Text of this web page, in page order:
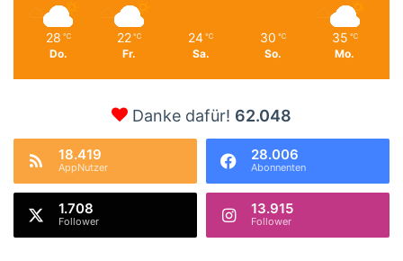
28 ℃
Do.
22 ℃
Fr.
24 ℃
Sa.
30 ℃
So.
35 ℃
Mo.
Danke dafür! 62.048
18.419
AppNutzer
28.006
Abonnenten
1.708
Follower
13.915
Follower